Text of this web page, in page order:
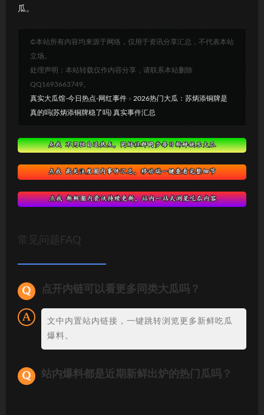
瓜。
©本站所有内容均来源于网络，仅用于资讯分享汇总，不代表本站
立场。
处理声明：本站转载仅作内容分享，请联系本站删除
QQ1693663749。
真实大瓜馆-今日热点-网红事件 » 2026热门大瓜：苏炳添铜牌是
真的吗(苏炳添铜牌稳了吗) 真实事件汇总
常见问题FAQ
点开内链可以看更多同类大瓜吗？
文中内置站内链接，一键跳转浏览更多新鲜吃瓜
爆料。
站内爆料都是近期新鲜出炉的热门瓜吗？